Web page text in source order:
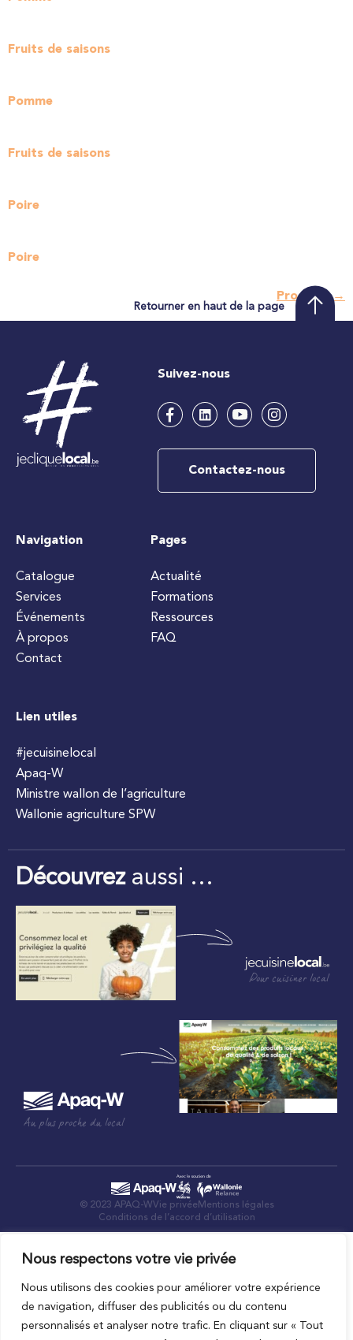
Nous respectons votre vie privée
Nous utilisons des cookies pour améliorer votre expérience
de navigation, diffuser des publicités ou du contenu
personnalisés et analyser notre trafic. En cliquant sur « Tout
Fruits de saisons
Pomme
Fruits de saisons
Poire
Poire
Prochain→
Retourner en haut de la page
Suivez-nous
Contactez-nous
Navigation
Catalogue
Services
Événements
À propos
Contact
Pages
Actualité
Formations
Ressources
FAQ
Lien utiles
#jecuisinelocal
Apaq-W
Ministre wallon de l’agriculture
Wallonie agriculture SPW
Découvrezaussi …
Pour cuisiner local
Au plus proche du local
© 2023 APAQ-WVie privée Mentions légales
Conditions de l’accord d’utilisation